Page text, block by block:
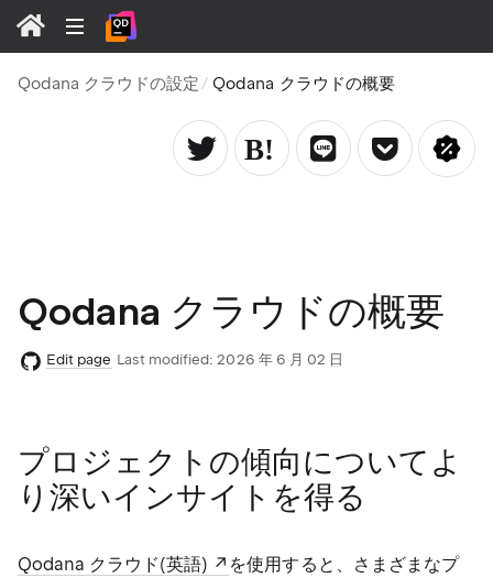
Qodana クラウドの設定 Qodana クラウドの概要
Qodana クラウドの概要
Edit page Last modified: 2026 年 6 月 02 日
プロジェクトの傾向についてよ
り深いインサイトを得る
Qodana クラウド(英語)
を使用すると、さまざまなプ